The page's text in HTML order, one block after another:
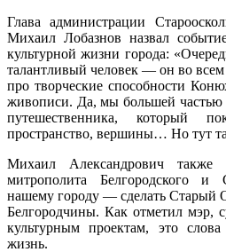
Глава администрации
Михаил Лобазнов назвал
культурной жизни города:
талантливый человек — он во
про творческие способности
живописи. Да, мы большей частью
путешественника, который
пространство, вершины… Но тут
Михаил Александрович
митрополита Белгородского и
нашему городу — сделать Старый
Белгородчины. Как отметил мэр,
культурным проектам, это
жизнь.